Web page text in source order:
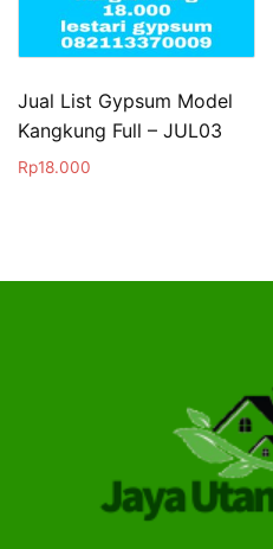
Jual List Gypsum Model
Kangkung Full – JUL03
Rp18.000